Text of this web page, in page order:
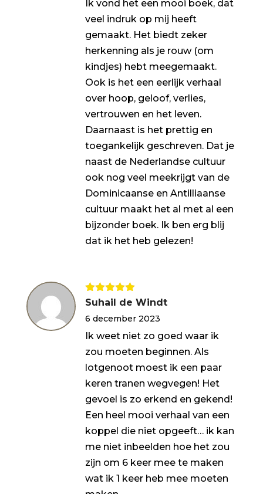
Ik vond het een mooi boek, dat
veel indruk op mij heeft
gemaakt. Het biedt zeker
herkenning als je rouw (om
kindjes) hebt meegemaakt.
Ook is het een eerlijk verhaal
over hoop, geloof, verlies,
vertrouwen en het leven.
Daarnaast is het prettig en
toegankelijk geschreven. Dat je
naast de Nederlandse cultuur
ook nog veel meekrijgt van de
Dominicaanse en Antilliaanse
cultuur maakt het al met al een
bijzonder boek. Ik ben erg blij
dat ik het heb gelezen!
Gewaardeerd
Suhail de Windt
6 december 2023
Ik weet niet zo goed waar ik
zou moeten beginnen. Als
lotgenoot moest ik een paar
keren tranen wegvegen! Het
gevoel is zo erkend en gekend!
Een heel mooi verhaal van een
koppel die niet opgeeft… ik kan
me niet inbeelden hoe het zou
zijn om 6 keer mee te maken
wat ik 1 keer heb mee moeten